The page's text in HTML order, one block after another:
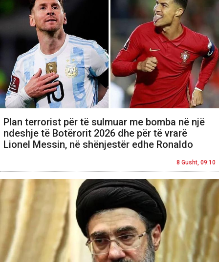
Plan terrorist për të sulmuar me bomba në një
ndeshje të Botërorit 2026 dhe për të vrarë
Lionel Messin, në shënjestër edhe Ronaldo
8 Gusht, 09:10